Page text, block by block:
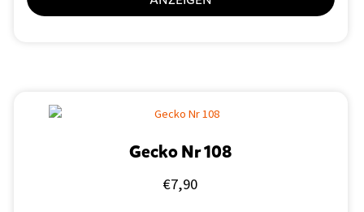
Gecko Nr 108
€7,90